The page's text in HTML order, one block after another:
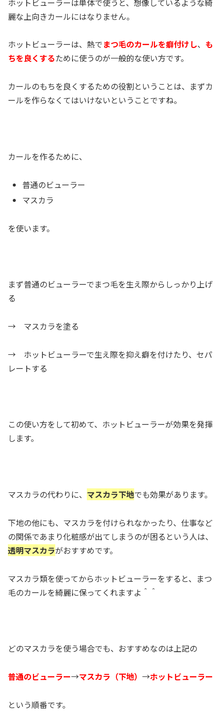
麗な上向きカールにはなりません。
ホットビューラーは、熱でまつ毛のカールを癖付けし、 も
ちを良くするために使うのが一般的な使い方です。
カールのもちを良くするための役割ということは、まずカ
ールを作らなくてはいけないということですね。
カールを作るために、
普通のビューラー
マスカラ
を使います。
まず普通のビューラーでまつ毛を生え際からしっかり上げ
る
→ マスカラを塗る
→ ホットビューラーで生え際を抑え癖を付けたり、セパ
レートする
この使い方をして初めて、ホットビューラーが効果を発揮
します。
マスカラの代わりに、 マスカラ下地でも効果があります。
下地の他にも、マスカラを付けられなかったり、仕事など
の関係であまり化粧感が出てしまうのが困るという人は、
透明マスカラがおすすめです。
マスカラ類を使ってからホットビューラーをすると、まつ
毛のカールを綺麗に保ってくれますよ＾＾
どのマスカラを使う場合でも、おすすめなのは上記の
普通のビューラー→マスカラ（下地） →ホットビューラー
という順番です。